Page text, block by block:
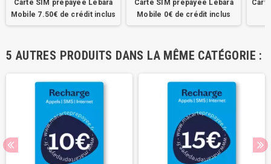
Carte SIM prépayée Lebara
Mobile 7.50€ de crédit inclus
Carte SIM prépayée Lebara
Mobile 0€ de crédit inclus
5 AUTRES PRODUITS DANS LA MÊME CATÉGORIE :